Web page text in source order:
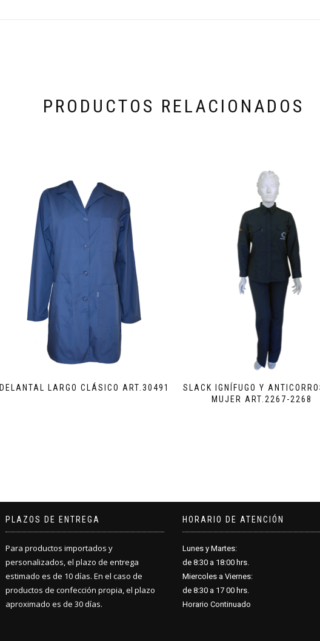
PRODUCTOS RELACIONADOS
DELANTAL LARGO CLÁSICO ART.30491
SLACK IGNÍFUGO Y
MUJER ART.2267-2268
PLAZOS DE ENTREGA
Para productos importados y
personalizados, el plazo de entrega
estimado es de 10 días. En el caso de
productos de confección propia, el plazo
aproximado es de 30 días.
HORARIO DE ATENCIÓN
Lunes y Martes:
de 8:30 a 18:00 hrs.
Miercoles a Viernes:
de 8:30 a 17 00 hrs.
Horario Continuado